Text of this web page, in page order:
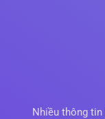
Nhiều thông